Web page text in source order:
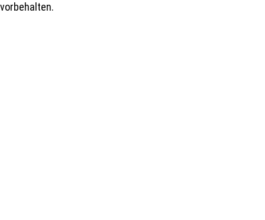
vorbehalten.